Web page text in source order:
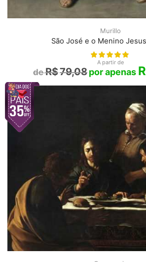
Murillo
São José e o Menino
A partir de
R$79,08